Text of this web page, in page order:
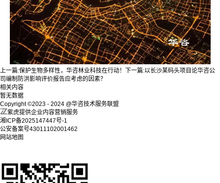
上一篇:保护生物多样性，华咨林业科技在行动！ 下一篇:以长沙某码头项目论华咨公
司编制防洪影响评价报告应考虑的因素？
相关内容
暂无数据
Copyright ©2023 - 2024 @华咨技术服务联盟
紫虎提供企业内容营销服务
湘ICP备2025147447号-1
公安备案号43011102001462
网站地图